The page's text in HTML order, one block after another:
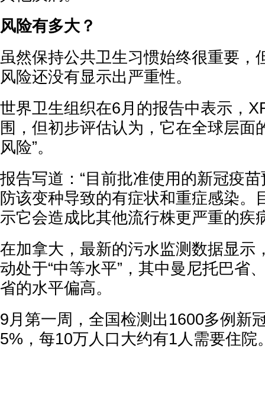
风险有多大？
虽然保持公共卫生习惯始终很重要，
风险还没有显示出严重性。
世界卫生组织在6月的报告中表示，
围，但初步评估认为，它在全球层面
风险”。
报告写道：“目前批准使用的新冠疫
防该变种导致的有症状和重症感染。
示它会造成比其他流行株更严重的疾
在加拿大，最新的污水监测数据显示
动处于“中等水平”，其中曼尼托巴省
省的水平偏高。
9月第一周，全国检测出1600多例新
5%，每10万人口大约有1人需要住院